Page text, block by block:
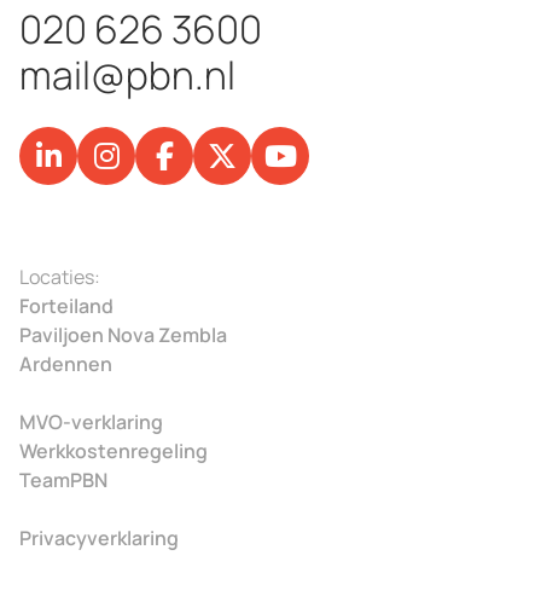
020 626 3600
mail@pbn.nl
Locaties:
Forteiland
Paviljoen Nova Zembla
Ardennen
MVO-verklaring
Werkkostenregeling
TeamPBN
Privacyverklaring